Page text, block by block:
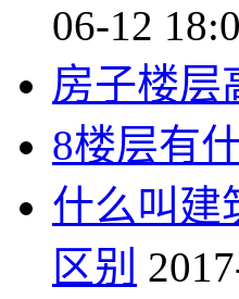
06-12
房子楼层
8楼层有
什么叫建
区别